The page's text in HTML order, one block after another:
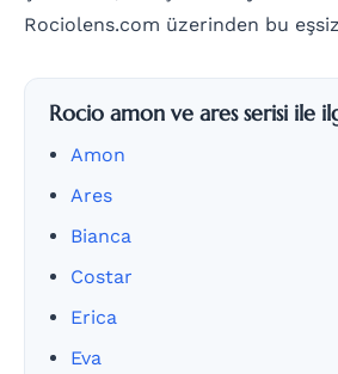
Rociolens.com üzerinden bu
Rocio amon ve ares serisi ile
Amon
Ares
Bianca
Costar
Erica
Eva